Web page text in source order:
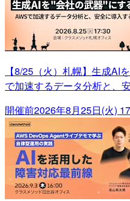
【8/25（火）札幌】生成AI
で加速するデータ分析と、
開催前2026年8月25日(火)